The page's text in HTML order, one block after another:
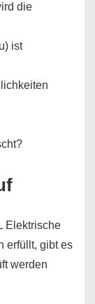
die
ist
Elektrische
erfüllt, gibt es
werden